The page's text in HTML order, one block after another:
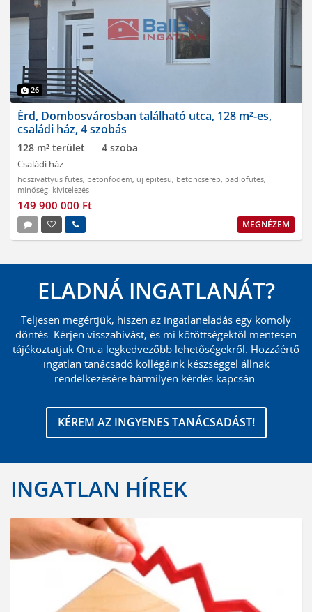
26
Érd, Dombosvárosban található utca, 128 m²-es,
családi ház, 4 szobás
128 m² terület 4 szoba
Családi ház
hőszivattyús fűtés, betonfödém, új építésű, betoncserép, padlófűtés,
minőségi kivitelezés
149 900 000 Ft
MEGNÉZEM
ELADNÁ INGATLANÁT?
Teljesen megértjük, hiszen az ingatlaneladás egy komoly
döntés. Kérjen visszahívást, és mi kötöttségektől mentesen
tájékoztatjuk Önt a legkedvezőbb lehetőségekről. Hozzáértő
ingatlan tanácsadó kollégáink készséggel állnak
rendelkezésére bármilyen kérdés kapcsán.
KÉREM AZ INGYENES TANÁCSADÁST!
INGATLAN HÍREK